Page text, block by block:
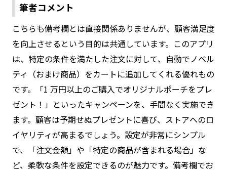
筆者コメント
こちらも備考欄とは直接関係ありませんが、顧客満足度
を向上させるという目的は共通しています。このアプリ
は、特定の条件を満たした注文に対して、自動でノベル
ティ（おまけ商品）をカートに追加してくれる優れもの
です。「1 万円以上のご購入でオリジナルポーチをプレ
ゼント！」といったキャンペーンを、手間なく実施でき
ます。顧客は予期せぬプレゼントに喜び、ストアへのロ
イヤリティが高まるでしょう。設定が非常にシンプル
で、「注文金額」や「特定の商品が含まれる場合」な
ど、柔軟な条件を設定できるのが魅力です。備考欄でお